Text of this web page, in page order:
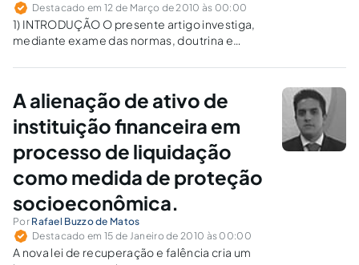
Destacado em 12 de Março de 2010 às 00:00
1) INTRODUÇÃO O presente artigo investiga,
mediante exame das normas, doutrina e
aplicabilidade do Código de Defesa do
dos fornecedores de serviços nas relações de
consumo, à responsabilidade civil…
A alienação de ativo de
instituição financeira em
processo de liquidação
como medida de proteção
socioeconômica.
Por Rafael Buzzo de Matos
Destacado em 15 de Janeiro de 2010 às 00:00
A nova lei de recuperação e falência cria um